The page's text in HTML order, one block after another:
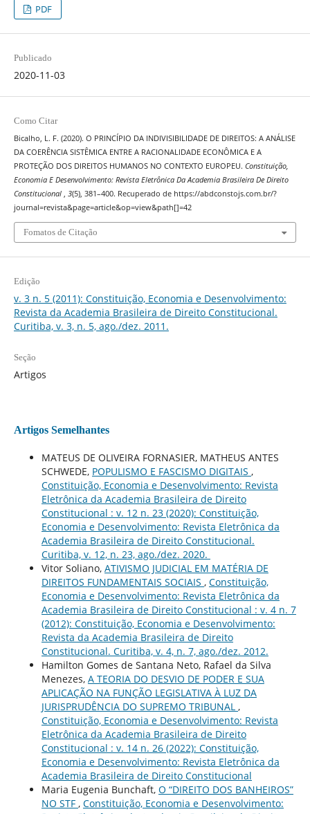
PDF
Publicado
2020-11-03
Como Citar
Bicalho, L. F. (2020). O PRINCÍPIO DA INDIVISIBILIDADE DE DIREITOS: A ANÁLISE
DA COERÊNCIA SISTÊMICA ENTRE A RACIONALIDADE ECONÔMICA E A
PROTEÇÃO DOS DIREITOS HUMANOS NO CONTEXTO EUROPEU. Constituição,
Economia E Desenvolvimento: Revista Eletrônica Da Academia Brasileira De Direito
Constitucional , 3(5), 381–400. Recuperado de https://abdconstojs.com.br/?
journal=revista&page=article&op=view&path[]=42
Fomatos de Citação
Edição
v. 3 n. 5 (2011): Constituição, Economia e Desenvolvimento:
Revista da Academia Brasileira de Direito Constitucional.
Curitiba, v. 3, n. 5, ago./dez. 2011.
Seção
Artigos
Artigos Semelhantes
MATEUS DE OLIVEIRA FORNASIER, MATHEUS ANTES
SCHWEDE, POPULISMO E FASCISMO DIGITAIS ,
Constituição, Economia e Desenvolvimento: Revista
Eletrônica da Academia Brasileira de Direito
Constitucional : v. 12 n. 23 (2020): Constituição,
Economia e Desenvolvimento: Revista Eletrônica da
Academia Brasileira de Direito Constitucional.
Curitiba, v. 12, n. 23, ago./dez. 2020.
Vitor Soliano, ATIVISMO JUDICIAL EM MATÉRIA DE
DIREITOS FUNDAMENTAIS SOCIAIS , Constituição,
Economia e Desenvolvimento: Revista Eletrônica da
Academia Brasileira de Direito Constitucional : v. 4 n. 7
(2012): Constituição, Economia e Desenvolvimento:
Revista da Academia Brasileira de Direito
Constitucional. Curitiba, v. 4, n. 7, ago./dez. 2012.
Hamilton Gomes de Santana Neto, Rafael da Silva
Menezes, A TEORIA DO DESVIO DE PODER E SUA
APLICAÇÃO NA FUNÇÃO LEGISLATIVA À LUZ DA
JURISPRUDÊNCIA DO SUPREMO TRIBUNAL ,
Constituição, Economia e Desenvolvimento: Revista
Eletrônica da Academia Brasileira de Direito
Constitucional : v. 14 n. 26 (2022): Constituição,
Economia e Desenvolvimento: Revista Eletrônica da
Academia Brasileira de Direito Constitucional
Maria Eugenia Bunchaft, O “DIREITO DOS BANHEIROS”
NO STF , Constituição, Economia e Desenvolvimento: